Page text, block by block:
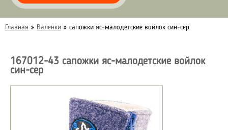
Главная » Валенки » сапожки яс-малодетские войлок син-сер
167012-43 сапожки яс-малодетские войлок
син-сер